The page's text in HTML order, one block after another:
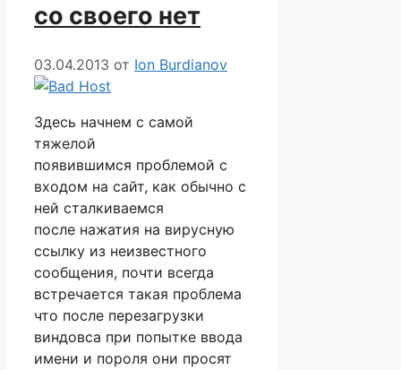
со своего нет
03.04.2013 от Ion Burdianov
Здесь начнем с самой
тяжелой
появившимся проблемой с
входом на сайт, как обычно с
ней сталкиваемся
после нажатия на вирусную
ссылку из неизвестного
сообщения, почти всегда
встречается такая проблема
что после перезагрузки
виндовса при попытке ввода
имени и пороля они просят